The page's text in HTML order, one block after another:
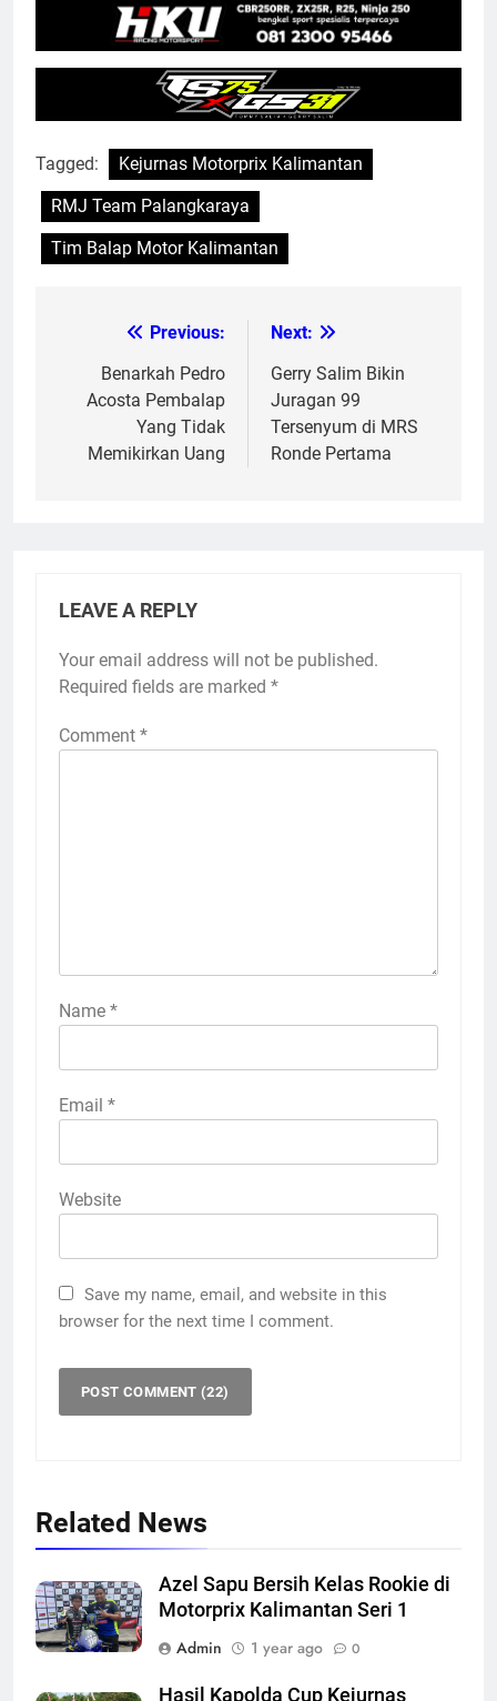
Tagged:
Kejurnas Motorprix Kalimantan
RMJ Team Palangkaraya
Tim Balap Motor Kalimantan
navigation
Previous:
Benarkah Pedro
Acosta Pembalap
Yang Tidak
Memikirkan Uang
Next:
Gerry Salim Bikin
Juragan 99
Tersenyum di MRS
Ronde Pertama
LEAVE A REPLY
Your email address will not be published.
Required fields are marked *
Comment *
Name *
Email *
Website
Save my name, email, and website in this
browser for the next time I comment.
Related News
Azel Sapu Bersih Kelas Rookie di
Motorprix Kalimantan Seri 1
Admin
1 year ago 0
Hasil Kapolda Cup Kejurnas